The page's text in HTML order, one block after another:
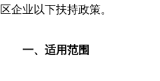
区企业以下扶持政策。
一、适用范围